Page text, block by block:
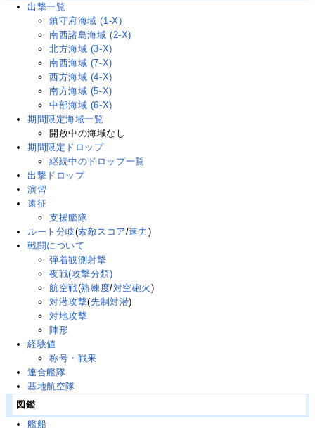
出撃一覧
鎮守府海域 (1-X)
南西諸島海域 (2-X)
北方海域 (3-X)
南西海域 (7-X)
西方海域 (4-X)
南方海域 (5-X)
中部海域 (6-X)
期間限定海域一覧
開放中の海域なし
期間限定ドロップ
継続中のドロップ一覧
出撃ドロップ
演習
遠征
支援艦隊
ルート分岐(索敵スコア/速力 )
戦闘について
弾着観測射撃
夜戦(攻撃分類)
航空戦(熟練度/対空砲火 )
対潜攻撃(先制対潜)
対地攻撃
陣形
経験値
称号・戦果
連合艦隊
基地航空隊
図鑑
艦船